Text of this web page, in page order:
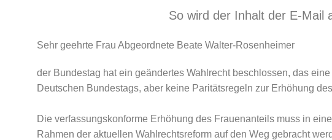
So wird der Inhalt der E-Mail
Sehr geehrte Frau Abgeordnete Beate Walter-Rosenheimer
der Bundestag hat ein geändertes Wahlrecht beschlossen, das
Deutschen Bundestags, aber keine Paritätsregeln zur Erhöhung
Die verfassungskonforme Erhöhung des Frauenanteils muss in
Rahmen der aktuellen Wahlrechtsreform auf den Weg gebracht